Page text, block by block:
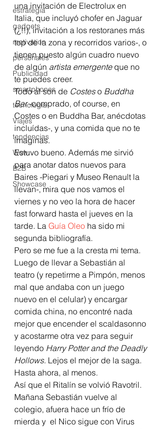
estrategia
gadgets
motivation
personales
Publicidad
smartphones
tecnología
Viajes
tendencias
Wow
B2B
Showcase
una invitación de Electrolux en
Italia, que incluyó chofer en Jaguar
(¿!!), invitación a los restoranes más
top de la zona y recorridos varios-, o
tienen puesto algún cuadro nuevo
de algún artista emergente que no
te puedes creer.
Todo al son de Costes o Buddha
Bar -comprado, of course, en
Costes o en Buddha Bar, anécdotas
incluídas-, y una comida que no te
imaginas.
Estuvo bueno. Además me sirvió
para anotar datos nuevos para
Baires -Piegari y Museo Renault la
llevan-, mira que nos vamos el
viernes y no veo la hora de hacer
fast forward hasta el jueves en la
tarde. La Guía Oleo ha sido mi
segunda bibliografía.
Pero se me fue a la cresta mi tema.
Luego de llevar a Sebastián al
teatro (y repetirme a Pimpón, menos
mal que andaba con un juego
nuevo en el celular) y encargar
comida china, no encontré nada
mejor que encender el scaldasonno
y acostarme otra vez para seguir
leyendo Harry Potter and the Deadly
Hollows. Lejos el mejor de la saga.
Hasta ahora, al menos.
Así que el Ritalín se volvió Ravotril.
Mañana Sebastián vuelve al
colegio, afuera hace un frío de
mierda y  el Nico sigue con Virus